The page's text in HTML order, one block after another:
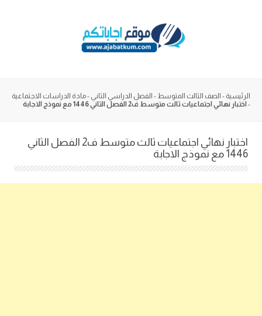
الرئيسية - الصف الثالث المتوسط - الفصل الدراسي الثاني -مادة الدراسات الاجتماعية
- اختبار نهائي اجتماعيات ثالث متوسط ف2 الفصل الثاني 1446 مع نموذج الاجابة
اختبار نهائي اجتماعيات ثالث متوسط ف2 الفصل الثاني
1446 مع نموذج الاجابة